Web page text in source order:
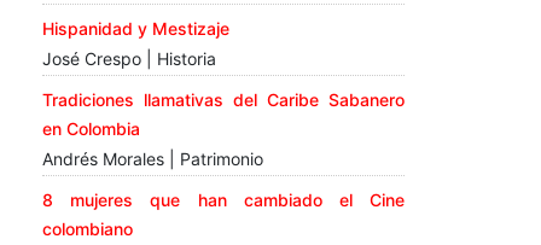
Hispanidad y Mestizaje
José Crespo | Historia
Tradiciones llamativas del Caribe Sabanero
en Colombia
Andrés Morales | Patrimonio
8 mujeres que han cambiado el Cine
colombiano